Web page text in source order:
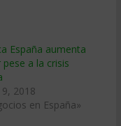
España aumenta
pese a la crisis
2018
en España»